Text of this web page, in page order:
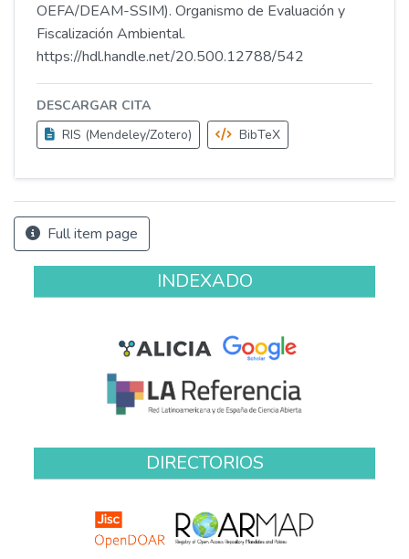
OEFA/DEAM-SSIM). Organismo de Evaluación y
Fiscalización Ambiental.
https://hdl.handle.net/20.500.12788/542
DESCARGAR CITA
RIS (Mendeley/Zotero)
BibTeX
Full item page
INDEXADO
DIRECTORIOS